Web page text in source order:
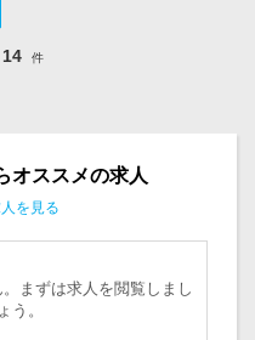
件
オススメの求人
を見る
まずは求人を閲覧しまし
ょう。